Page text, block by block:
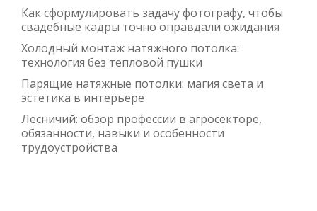
Как сформулировать задачу фотографу, чтобы
свадебные кадры точно оправдали ожидания
Холодный монтаж натяжного потолка:
технология без тепловой пушки
Парящие натяжные потолки: магия света и
эстетика в интерьере
Лесничий: обзор профессии в агросекторе,
обязанности, навыки и особенности
трудоустройства